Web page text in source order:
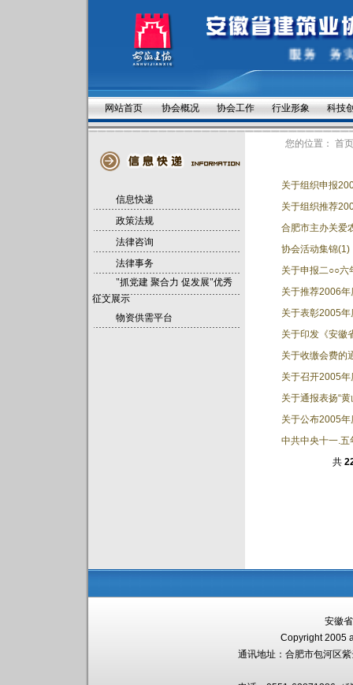
网站首页 协会概况 协会工作 行业形象 科技
信息快递
政策法规
法律咨询
法律事务
"抓党建 聚合力 促发展"优秀
征文展示
物资供需平台
您的位置： 首页
关于组织申报
关于组织推荐
合肥市主办关爱
协会活动集锦(1)
关于申报二○○六
关于推荐2006年
关于表彰2005年
关于印发《安徽
关于收缴会费的
关于召开2005年
关于通报表扬“
关于公布2005年
中共中央十一.五
共
安徽
Copyright 2005
通讯地址： 合肥市包河区